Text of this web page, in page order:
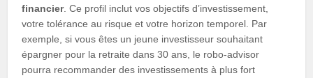
financier. Ce profil inclut vos objectifs d’investissement,
votre tolérance au risque et votre horizon temporel. Par
exemple, si vous êtes un jeune investisseur souhaitant
épargner pour la retraite dans 30 ans, le robo-advisor
pourra recommander des investissements à plus fort